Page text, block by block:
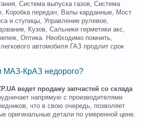
Система выпуска газов, Система
Коробка передач, Валы карданные, Мост
и ступицы, Управление рулевое,
Кузов, Сальники герметики акс,
Оптика. Необходимо помнить,
автомобиля ГАЗ продлит срок
МАЗ-КрАЗ недорого?
ведет продажу запчастей со склада
напрямую с производителями
что в свою очередь, позволяет
оригинальные детали по умеренной цене.